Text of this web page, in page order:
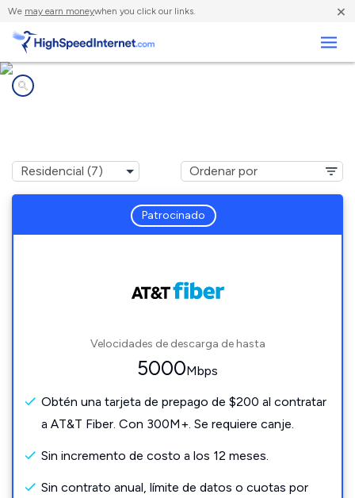
We may earn moneywhen you click our links. ×
Patrocinado
Velocidades de descarga de hasta
5000Mbps
Obtén una tarjeta de prepago de $200 al contratar
a AT&T Fiber. Con 300M+. Se requiere canje.
Sin incremento de costo a los 12 meses.
Sin contrato anual, límite de datos o cuotas por